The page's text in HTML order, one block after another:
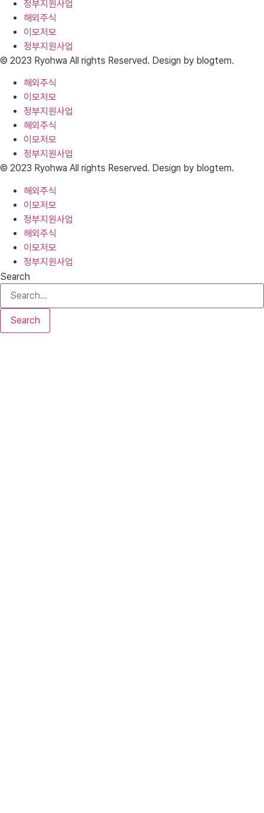
정부지원사업
해외주식
이모저모
정부지원사업
© 2023 Ryohwa All rights Reserved. Design by blogtem.
해외주식
이모저모
정부지원사업
해외주식
이모저모
정부지원사업
© 2023 Ryohwa All rights Reserved. Design by blogtem.
해외주식
이모저모
정부지원사업
해외주식
이모저모
정부지원사업
Search
Search